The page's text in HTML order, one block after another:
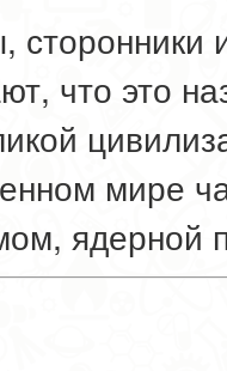
сторонники
что это
мире
ядерной